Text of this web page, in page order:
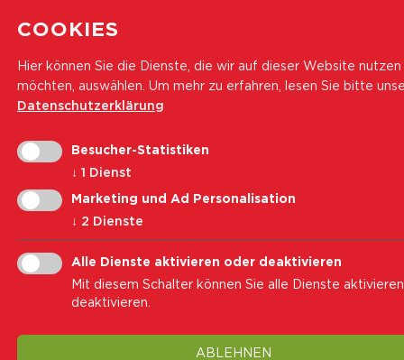
COOKIES
Hier können Sie die Dienste, die wir auf dieser Website nutzen
möchten, auswählen. Um mehr zu erfahren, lesen Sie bitte
Datenschutzerklärung
Besucher-Statistiken
↓ 1 Dienst
Marketing und Ad Personalisation
↓ 2 Dienste
Alle Dienste aktivieren oder deaktivieren
Mit diesem Schalter können Sie alle Dienste
deaktivieren.
ABLEHNEN